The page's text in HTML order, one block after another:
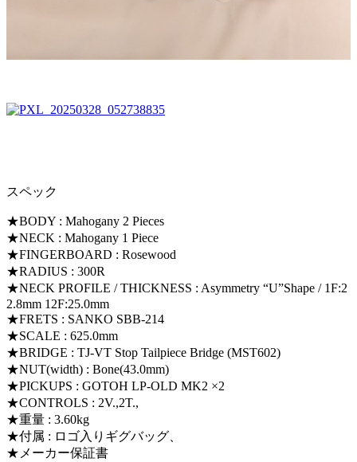
スペック
★BODY : Mahogany 2 Pieces
★NECK : Mahogany 1 Piece
★FINGERBOARD : Rosewood
★RADIUS : 300R
★NECK PROFILE / THICKNESS : Asymmetry “U”Shape / 1F:2
2.8mm 12F:25.0mm
★FRETS : SANKO SBB-214
★SCALE : 625.0mm
★BRIDGE : TJ-VT Stop Tailpiece Bridge (MST602)
★NUT(width) : Bone(43.0mm)
★PICKUPS : GOTOH LP-OLD MK2 ×2
★CONTROLS : 2V.,2T.,
★重量 : 3.60kg
★付属 : ロゴ入りギグバッグ、
★メーカー保証書